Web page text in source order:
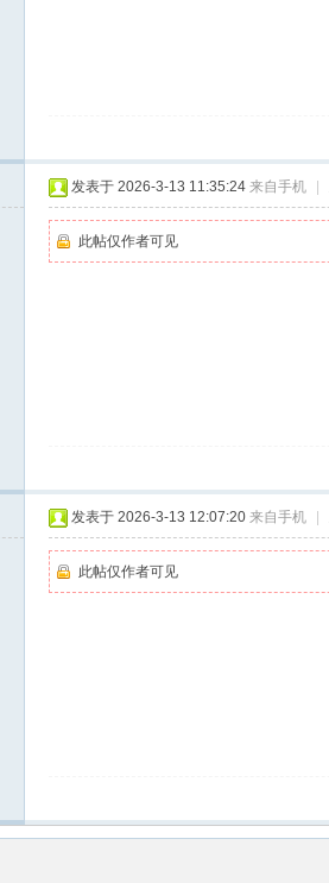
发表于 2026-3-13 11:35:24 来自手机
此帖仅作者可见
发表于 2026-3-13 12:07:20 来自手机
此帖仅作者可见